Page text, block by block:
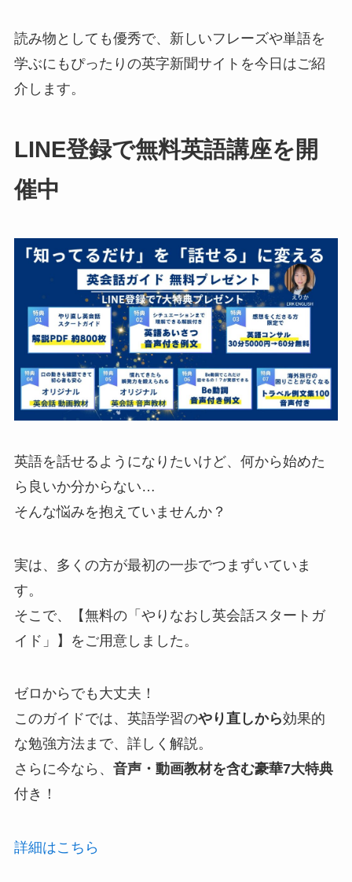
読み物としても優秀で、新しいフレーズや単語を
学ぶにもぴったりの英字新聞サイトを今日はご紹
介します。
LINE登録で無料英語講座を開
催中
英語を話せるようになりたいけど、何から始めた
ら良いか分からない…
そんな悩みを抱えていませんか？
実は、多くの方が最初の一歩でつまずいていま
す。
そこで、【無料の「やりなおし英会話スタートガ
イド」】をご用意しました。
ゼロからでも大丈夫！
このガイドでは、英語学習のやり直しから効果的
な勉強方法まで、詳しく解説。
さらに今なら、 音声・動画教材を含む豪華7大特典
付き！
詳細はこちら